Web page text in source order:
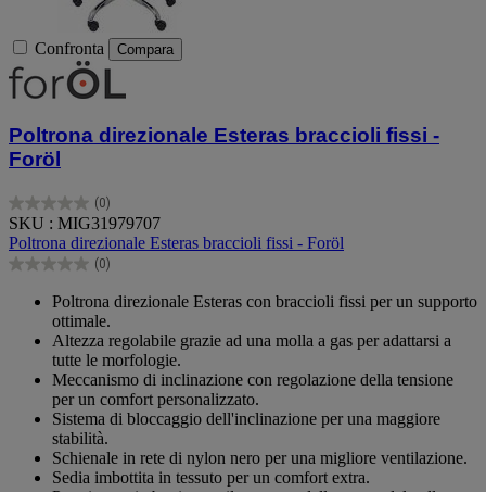
Confronta Compara
Poltrona direzionale Esteras braccioli fissi -
Foröl
(0)
0.0
su
5
stelle.
SKU : MIG31979707
Poltrona direzionale Esteras braccioli fissi - Foröl
(0)
0.0
Poltrona direzionale Esteras con braccioli fissi per un supporto
ottimale.
Altezza regolabile grazie ad una molla a gas per adattarsi a
tutte le morfologie.
Meccanismo di inclinazione con regolazione della tensione
per un comfort personalizzato.
Sistema di bloccaggio dell'inclinazione per una maggiore
stabilità.
Schienale in rete di nylon nero per una migliore ventilazione.
Sedia imbottita in tessuto per un comfort extra.